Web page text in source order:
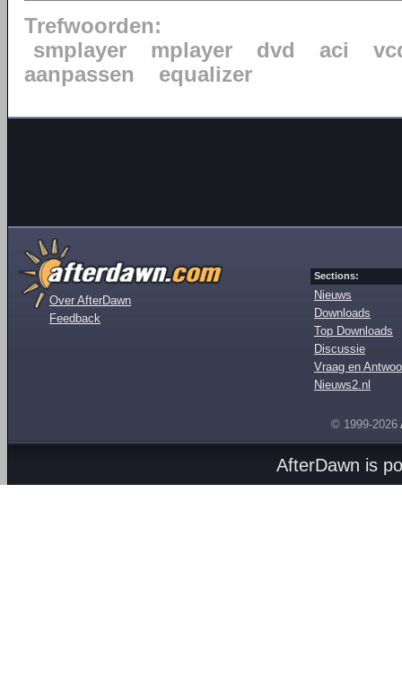
Trefwoorden:
smplayer
mplayer dvd aci
aanpassen
equalizer
Over AfterDawn
Feedback
Sections:
Nieuws
Downloads
Top Downloads
Discussie
Vraag en
Nieuws2.nl
© 1999-2026
AfterDawn is